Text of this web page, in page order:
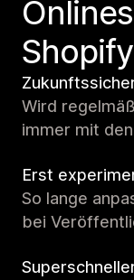
Wird
immer mit
Erst
So lange
bei